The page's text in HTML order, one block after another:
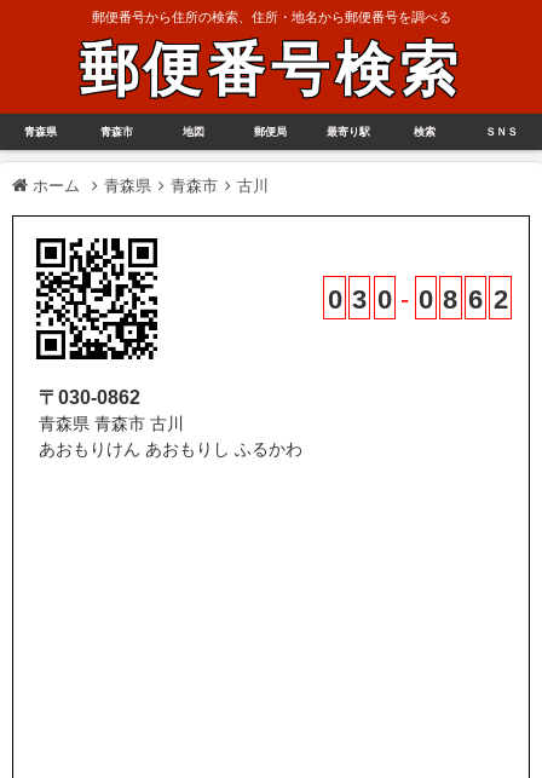
郵便番号から住所の検索、住所・地名から郵便番号を調べる
郵便番号検索
青森県 青森市 地図 郵便局 最寄り駅 検索 ＳＮＳ
ホーム 青森県 青森市 古川
0 3 0 - 0 8 6 2
〒030-0862
青森県 青森市 古川
あおもりけん あおもりし ふるかわ